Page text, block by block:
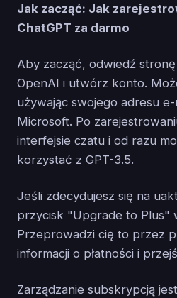
Jak zacząć: Jak
ChatGPT za darmo
Aby zacząć, odwiedź stronę
OpenAI i utwórz konto.
używając swojego adresu
Microsoft. Po
interfejsie czatu i od razu
korzystać z GPT-3.5.
Jeśli zdecydujesz się na
przycisk "Upgrade to Plus"
Przeprowadzi cię to przez
informacji o płatności i
Zarządzanie subskrypcją